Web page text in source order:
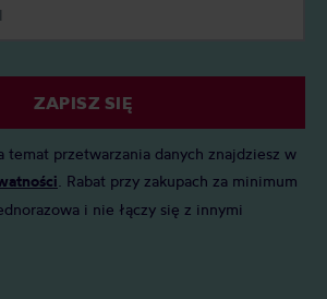
ZAPISZ SIĘ
przetwarzania danych znajdziesz w
. Rabat przy zakupach za minimum
i nie łączy się z innymi